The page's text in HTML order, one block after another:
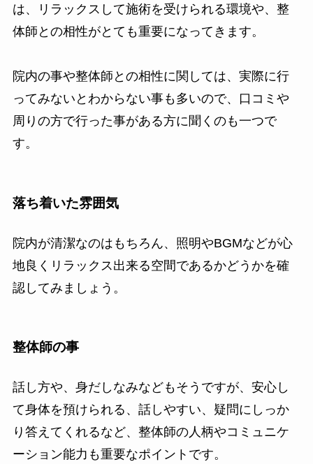
は、リラックスして施術を受けられる環境や、整
体師との相性がとても重要になってきます。
院内の事や整体師との相性に関しては、実際に行
ってみないとわからない事も多いので、口コミや
周りの方で行った事がある方に聞くのも一つで
す。
落ち着いた雰囲気
院内が清潔なのはもちろん、照明やBGMなどが心
地良くリラックス出来る空間であるかどうかを確
認してみましょう。
整体師の事
話し方や、身だしなみなどもそうですが、安心し
て身体を預けられる、話しやすい、疑問にしっか
り答えてくれるなど、整体師の人柄やコミュニケ
ーション能力も重要なポイントです。